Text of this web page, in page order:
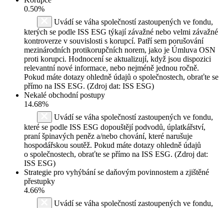
0.50%
Uvádí se váha společností zastoupených ve fondu,
kterých se podle ISS ESG týkají závažné nebo velmi závažné
kontroverze v souvislosti s korupcí. Patří sem porušování
mezinárodních protikorupčních norem, jako je Úmluva OSN
proti korupci. Hodnocení se aktualizují, když jsou dispozici
relevantní nové informace, nebo nejméně jednou ročně.
Pokud máte dotazy ohledně údajů o společnostech, obraťte se
přímo na ISS ESG. (Zdroj dat: ISS ESG)
Nekalé obchodní postupy
14.68%
Uvádí se váha společností zastoupených ve fondu,
které se podle ISS ESG dopouštějí podvodů, úplatkářství,
praní špinavých peněz a/nebo chování, které narušuje
hospodářskou soutěž. Pokud máte dotazy ohledně údajů
o společnostech, obraťte se přímo na ISS ESG. (Zdroj dat:
ISS ESG)
Strategie pro vyhýbání se daňovým povinnostem a zjištěné
přestupky
4.66%
Uvádí se váha společností zastoupených ve fondu,